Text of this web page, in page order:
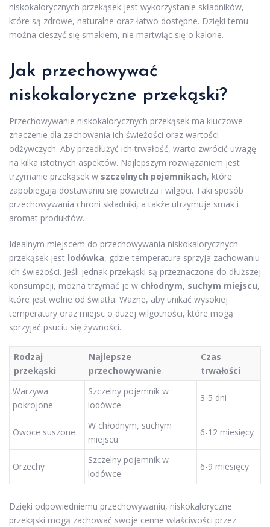
niskokalorycznych przekąsek jest wykorzystanie składników,
które są zdrowe, naturalne oraz łatwo dostępne. Dzięki temu
można cieszyć się smakiem, nie martwiąc się o kalorie.
Jak przechowywać
niskokaloryczne przekąski?
Przechowywanie niskokalorycznych przekąsek ma kluczowe
znaczenie dla zachowania ich świeżości oraz wartości
odżywczych. Aby przedłużyć ich trwałość, warto zwrócić uwagę
na kilka istotnych aspektów. Najlepszym rozwiązaniem jest
trzymanie przekąsek w szczelnych pojemnikach, które
zapobiegają dostawaniu się powietrza i wilgoci. Taki sposób
przechowywania chroni składniki, a także utrzymuje smak i
aromat produktów.
Idealnym miejscem do przechowywania niskokalorycznych
przekąsek jest lodówka, gdzie temperatura sprzyja zachowaniu
ich świeżości. Jeśli jednak przekąski są przeznaczone do dłuższej
konsumpcji, można trzymać je w chłodnym, suchym miejscu,
które jest wolne od światła. Ważne, aby unikać wysokiej
temperatury oraz miejsc o dużej wilgotności, które mogą
sprzyjać psuciu się żywności.
Rodzaj
przekąski
Najlepsze
przechowywanie
Czas
trwałości
Warzywa
pokrojone
Szczelny pojemnik w
lodówce
3-5 dni
Owoce suszone
W chłodnym, suchym
miejscu
6-12 miesięcy
Orzechy
Szczelny pojemnik w
lodówce
6-9 miesięcy
Dzięki odpowiedniemu przechowywaniu, niskokaloryczne
przekąski mogą zachować swoje cenne właściwości przez